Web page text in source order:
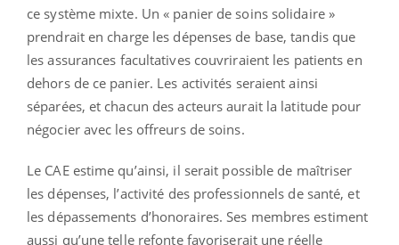
ce système mixte. Un « panier de soins solidaire »
prendrait en charge les dépenses de base, tandis que
les assurances facultatives couvriraient les patients en
dehors de ce panier. Les activités seraient ainsi
séparées, et chacun des acteurs aurait la latitude pour
négocier avec les offreurs de soins.
Le CAE estime qu’ainsi, il serait possible de maîtriser
les dépenses, l’activité des professionnels de santé, et
les dépassements d’honoraires. Ses membres estiment
aussi qu’une telle refonte favoriserait une réelle